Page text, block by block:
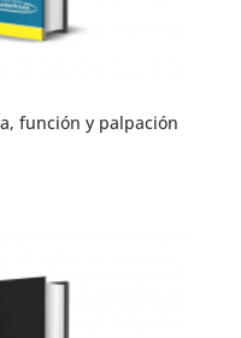
función y palpación